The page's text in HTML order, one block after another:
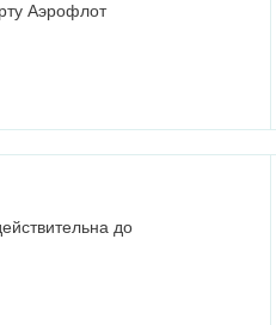
Аэрофлот
до